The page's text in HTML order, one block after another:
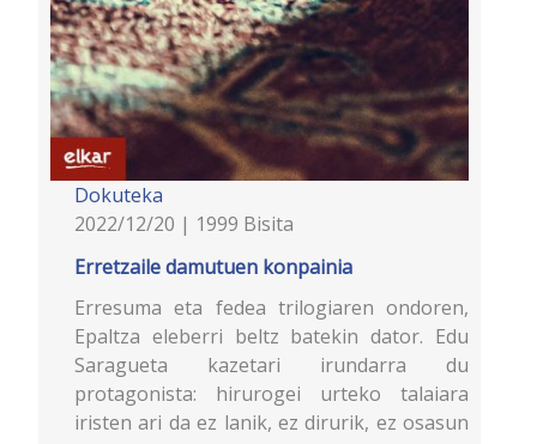
Dokuteka
2022/12/20 | 1999 Bisita
Erretzaile damutuen konpainia
Erresuma eta fedea trilogiaren ondoren,
Epaltza eleberri beltz batekin dator. Edu
Saragueta kazetari irundarra du
protagonista: hirurogei urteko talaiara
iristen ari da ez lanik, ez dirurik, ez osasun